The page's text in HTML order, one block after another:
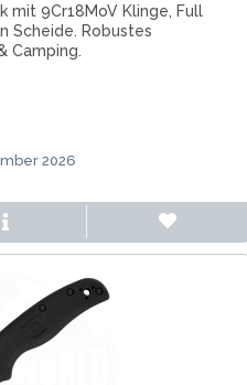
mit 9Cr18MoV Klinge, Full
Scheide. Robustes
Camping.
2026